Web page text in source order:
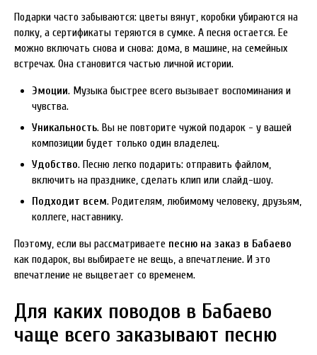
Подарки часто забываются: цветы вянут, коробки убираются на
полку, а сертификаты теряются в сумке. А песня остается. Ее
можно включать снова и снова: дома, в машине, на семейных
встречах. Она становится частью личной истории.
Эмоции. Музыка быстрее всего вызывает воспоминания и
чувства.
Уникальность. Вы не повторите чужой подарок - у вашей
композиции будет только один владелец.
Удобство. Песню легко подарить: отправить файлом,
включить на празднике, сделать клип или слайд-шоу.
Подходит всем. Родителям, любимому человеку, друзьям,
коллеге, наставнику.
Поэтому, если вы рассматриваете песню на заказ в Бабаево
как подарок, вы выбираете не вещь, а впечатление. И это
впечатление не выцветает со временем.
Для каких поводов в Бабаево
чаще всего заказывают песню